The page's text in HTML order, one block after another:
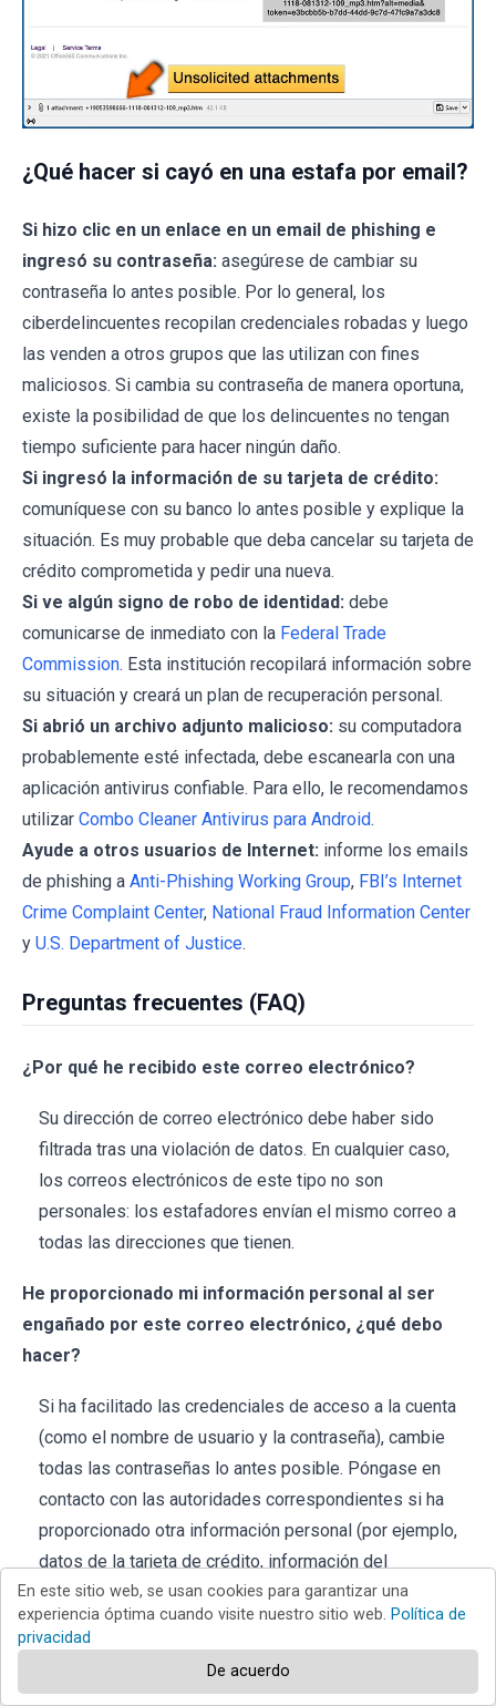
¿Qué hacer si cayó en una estafa por email?
Si hizo clic en un enlace en un email de phishing e
ingresó su contraseña: asegúrese de cambiar su
contraseña lo antes posible. Por lo general, los
ciberdelincuentes recopilan credenciales robadas y luego
las venden a otros grupos que las utilizan con fines
maliciosos. Si cambia su contraseña de manera oportuna,
existe la posibilidad de que los delincuentes no tengan
tiempo suficiente para hacer ningún daño.
Si ingresó la información de su tarjeta de crédito:
comuníquese con su banco lo antes posible y explique la
situación. Es muy probable que deba cancelar su tarjeta de
crédito comprometida y pedir una nueva.
Si ve algún signo de robo de identidad: debe
comunicarse de inmediato con la Federal Trade
Commission. Esta institución recopilará información sobre
su situación y creará un plan de recuperación personal.
Si abrió un archivo adjunto malicioso: su computadora
probablemente esté infectada, debe escanearla con una
aplicación antivirus confiable. Para ello, le recomendamos
utilizar Combo Cleaner Antivirus para Android.
Ayude a otros usuarios de Internet: informe los emails
de phishing a Anti-Phishing Working Group, FBI’s Internet
Crime Complaint Center, National Fraud Information Center
y U.S. Department of Justice.
Preguntas frecuentes (FAQ)
¿Por qué he recibido este correo electrónico?
Su dirección de correo electrónico debe haber sido
filtrada tras una violación de datos. En cualquier caso,
los correos electrónicos de este tipo no son
personales: los estafadores envían el mismo correo a
todas las direcciones que tienen.
He proporcionado mi información personal al ser
engañado por este correo electrónico, ¿qué debo
hacer?
Si ha facilitado las credenciales de acceso a la cuenta
(como el nombre de usuario y la contraseña), cambie
todas las contraseñas lo antes posible. Póngase en
contacto con las autoridades correspondientes si ha
proporcionado otra información personal (por ejemplo,
datos de la tarjeta de crédito, información del
documento de identidad, número de la seguridad
social).
He descargado y abierto un archivo malicioso adjunto
En este sitio web, se usan cookies para garantizar una
experiencia óptima cuando visite nuestro sitio web. Política de
privacidad
De acuerdo